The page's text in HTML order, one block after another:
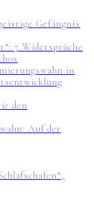
Gefängnis
7 Widersprüche
in
den
Auf der